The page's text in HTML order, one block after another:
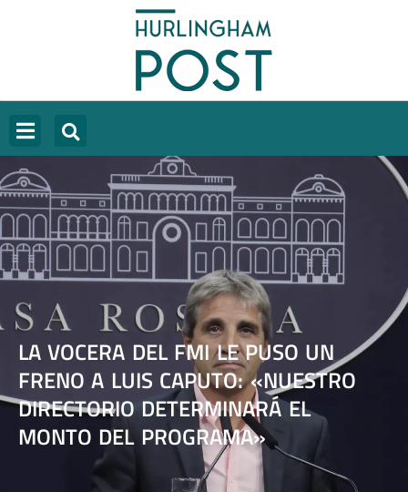
LA VOCERA DEL FMI LE PUSO UN
FRENO A LUIS CAPUTO: «NUESTRO
DIRECTORIO DETERMINARÁ EL
MONTO DEL PROGRAMA»